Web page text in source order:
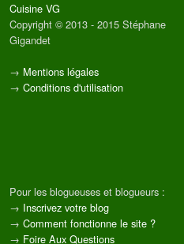
Cuisine VG
Copyright © 2013 - 2015 Stéphane
Gigandet
→ Mentions légales
→ Conditions d'utilisation
Pour les blogueuses et blogueurs :
→ Inscrivez votre blog
→ Comment fonctionne le site ?
→ Foire Aux Questions